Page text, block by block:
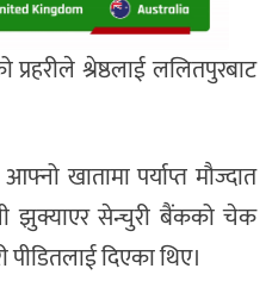
श्रेष्ठलाई ललितपुरबाट
खातामा पर्याप्त मौज्दात
झुक्याएर सेन्चुरी बैंकको चेक
दिएका थिए।